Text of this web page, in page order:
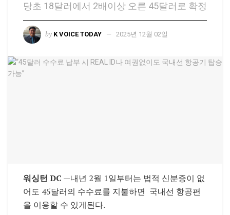
당초 18달러에서 2배이상 오른 45달러로 확정
by K VOICE TODAY 2025년 12월 02일
워싱턴 DC —내년 2월 1일부터는 법적 신분증이 없
어도 45달러의 수수료를 지불하면 국내선 항공편
을 이용할 수 있게된다.